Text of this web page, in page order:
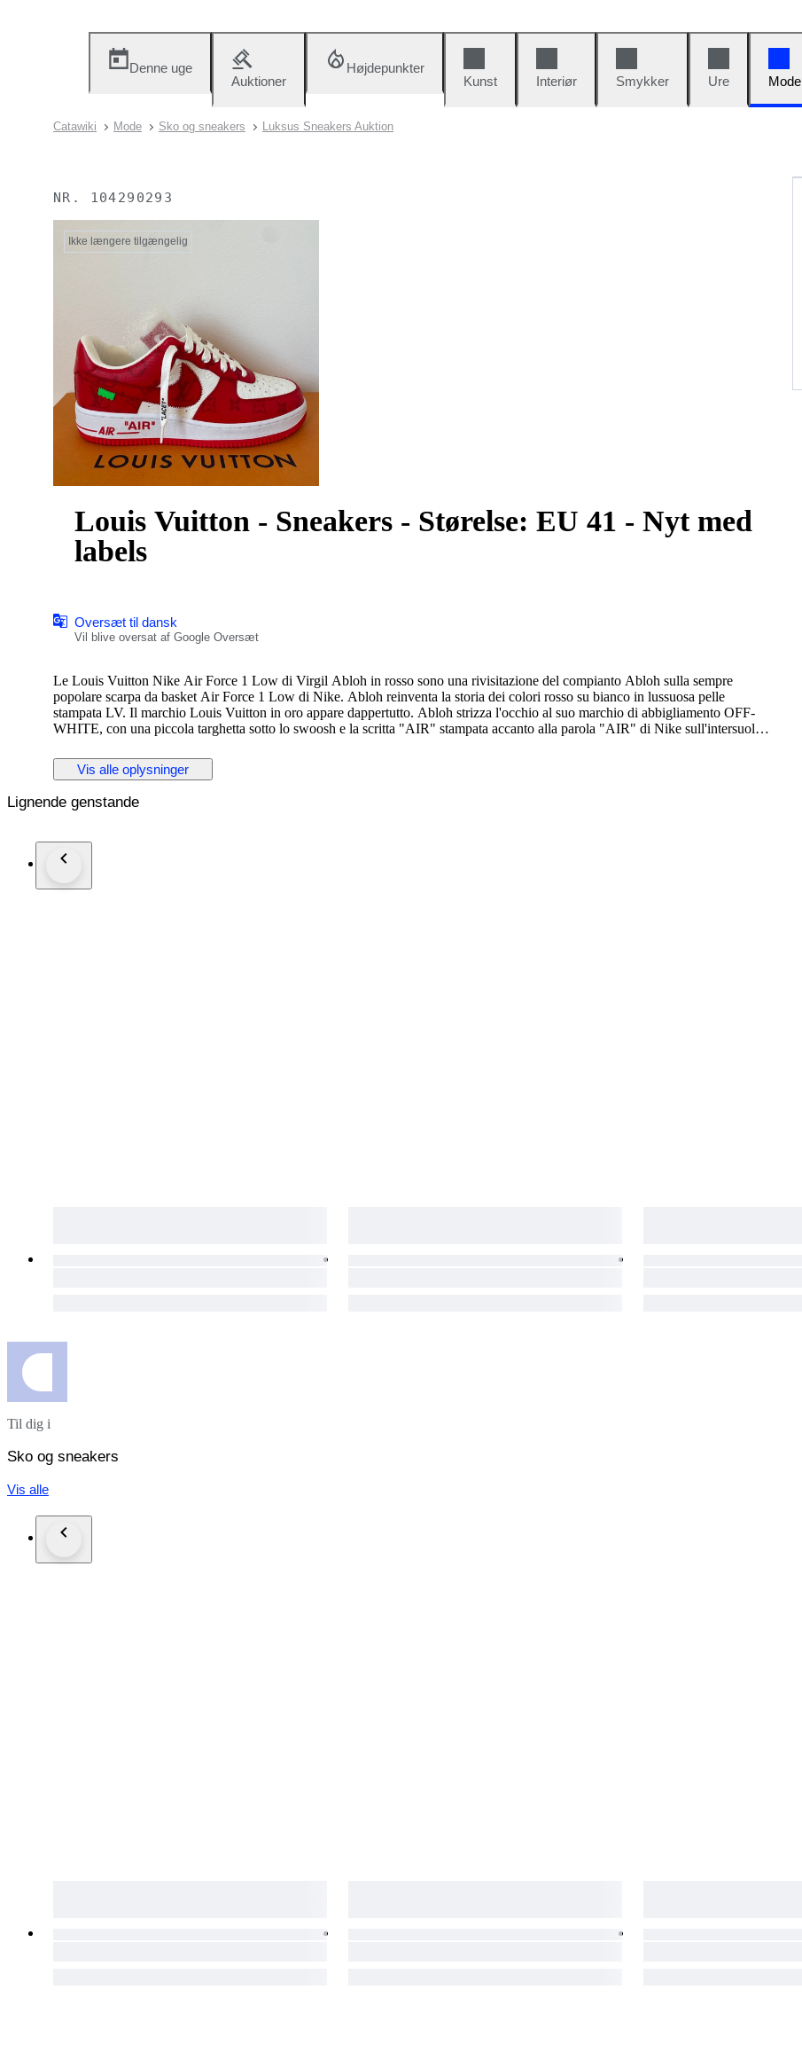
Denne uge
Auktioner
Højdepunkter
Kunst
Interiør Smykker Ure Mode
Catawiki Mode Sko og sneakers Luksus Sneakers Auktion
NR. 104290293
Ikke længere tilgængelig
Louis Vuitton - Sneakers - Størelse: EU 41 - Nyt med
labels
Oversæt til dansk
Vil blive oversat af Google Oversæt
Le Louis Vuitton Nike Air Force 1 Low di Virgil Abloh in rosso sono una rivisitazione del compianto Abloh sulla sempre
popolare scarpa da basket Air Force 1 Low di Nike. Abloh reinventa la storia dei colori rosso su bianco in lussuosa pelle
stampata LV. Il marchio Louis Vuitton in oro appare dappertutto. Abloh strizza l'occhio al suo marchio di abbigliamento OFF-
WHITE, con una piccola targhetta sotto lo swoosh e la scritta "AIR" stampata accanto alla parola "AIR" di Nike sull'intersuola.
Create nell'ambito di una collaborazione di grande successo, le Vuitton Abloh Nike Air Force 1 Low hanno debuttato come un
vero e proprio oggetto da collezione. Rilasciata solo pochi mesi dopo la prematura morte di Abloh, la colorway in bianco è stata
progetti del designer.
A nostro avviso, la caratteristica migliore delle Louis Vuitton Nike Air Force 1 Low è l'interpretazione chic ma discreta di Abloh
della palette di colori. Le Louis Vuitton Nike Air Force 1 Low di Virgil Abloh in rosso sono uscite il 19 luglio del 2022 per una
Vis alle oplysninger
Lignende genstande
Til dig i
Sko og sneakers
Vis alle